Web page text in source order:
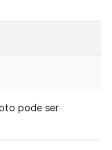
pode ser